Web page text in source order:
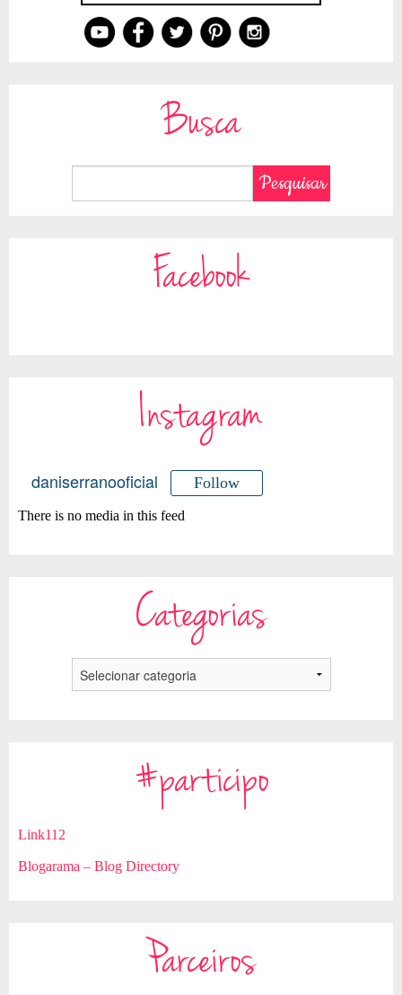
Busca
Facebook
Instagram
daniserranooficial Follow
There is no media in this feed
Categorias
#participo
Link112
Blogarama – Blog Directory
Parceiros